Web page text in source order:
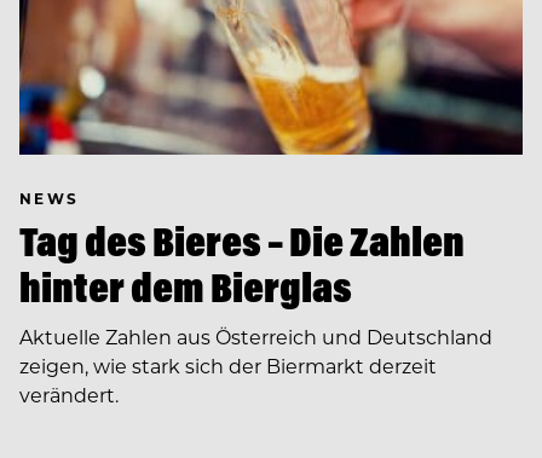
NEWS
Tag des Bieres – Die Zahlen
hinter dem Bierglas
Aktuelle Zahlen aus Österreich und Deutschland
zeigen, wie stark sich der Biermarkt derzeit
verändert.